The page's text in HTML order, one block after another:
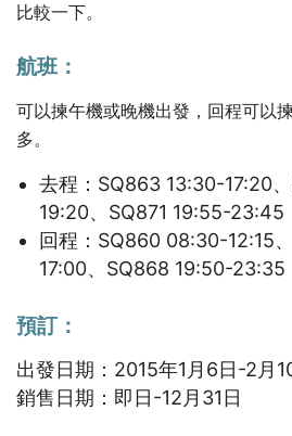
比較一下。
航班：
可以揀午機或晚機出發，回程可以
多。
去程：SQ863 13:30-17:20
19:20、SQ871 19:55-23:45
回程：SQ860 08:30-12:15
17:00、SQ868 19:50-23:35
預訂：
出發日期：2015年1月6日-2月
銷售日期：即日-12月31日